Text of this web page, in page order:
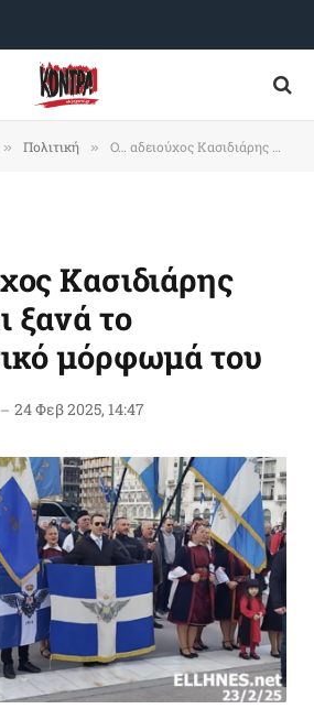
» Πολιτική » O… αδειούχος Κασιδιάρης οργανώνει ξανά το νεοναζιστικό μόρφωμά του
Κασιδιάρης
ξανά το
μόρφωμά του
24 Φεβ 2025, 14:47